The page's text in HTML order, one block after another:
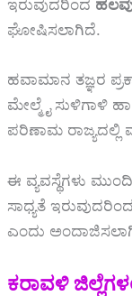
ಇರುವುದರಿಂದ
ಘೋಷಿಸಲಾಗಿದೆ.
ಹವಾಮಾನ ತಜ್ಞರ
ಮೇಲ್ಮೈ ಸುಳಿಗಾಳಿ
ಪರಿಣಾಮ
ಈ ವ್ಯವಸ್ಥೆಗಳು
ಸಾಧ್ಯತೆ
ಎಂದು
ಕರಾವಳಿ